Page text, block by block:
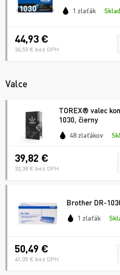
1 zlaťák
44,93 €
36,53 € bez DPH
Valce
TOREX® valec
1030, čierny
48 zlaťákov
39,82 €
32,38 € bez DPH
Brother DR-
1 zlaťák
50,49 €
41,05 € bez DPH